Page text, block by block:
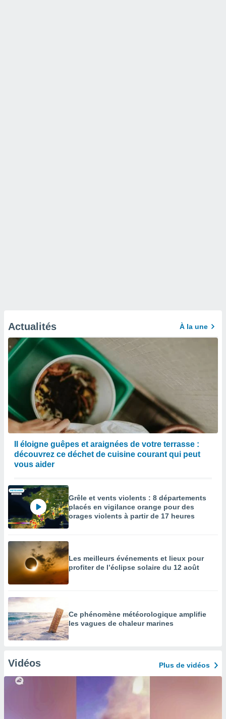
Actualités À la une
Il éloigne guêpes et araignées de votre terrasse :
découvrez ce déchet de cuisine courant qui peut
vous aider
Grêle et vents violents : 8 départements
placés en vigilance orange pour des
orages violents à partir de 17 heures
Les meilleurs événements et lieux pour
profiter de l’éclipse solaire du 12 août
Ce phénomène météorologique amplifie
les vagues de chaleur marines
Vidéos Plus de vidéos